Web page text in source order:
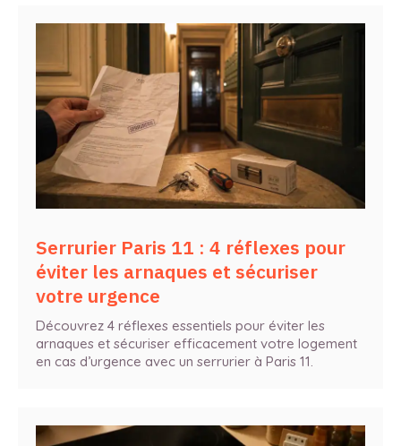
Serrurier Paris 11 : 4 réflexes pour
éviter les arnaques et sécuriser
votre urgence
Découvrez 4 réflexes essentiels pour éviter les
arnaques et sécuriser efficacement votre logement
en cas d’urgence avec un serrurier à Paris 11.